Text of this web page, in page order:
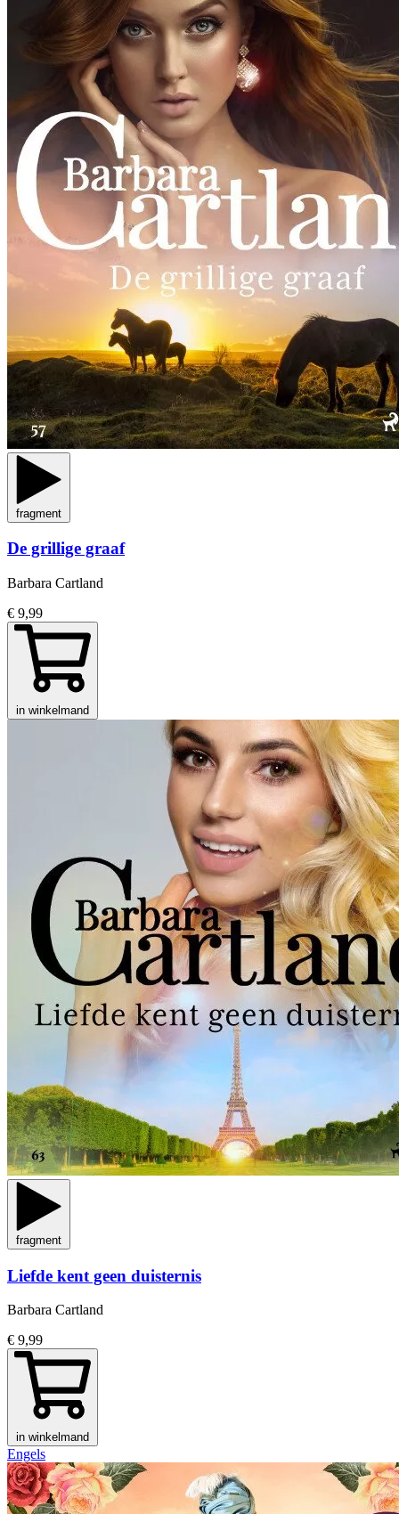
fragment
De grillige graaf
Barbara Cartland
€ 9,99
in winkelmand
fragment
Liefde kent geen duisternis
Barbara Cartland
€ 9,99
in winkelmand
Engels